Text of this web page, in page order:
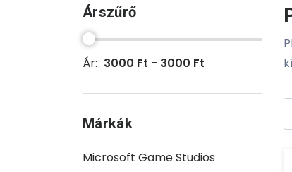
Árszűrő
Ár: 3000 Ft - 3000 Ft
Márkák
Microsoft Game Studios